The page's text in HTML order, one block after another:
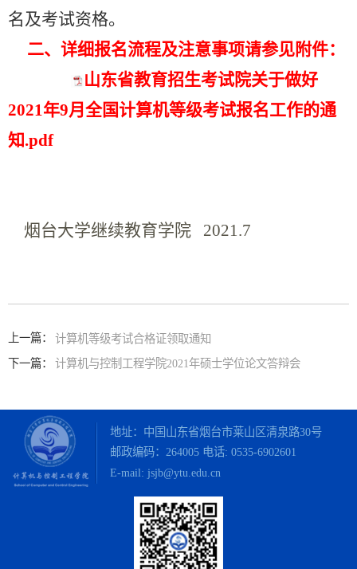
名及考试资格。
二、详细报名流程及注意事项请参见附件：
山东省教育招生考试院关于做好
2021年9月全国计算机等级考试报名工作的通
知.pdf
烟台大学继续教育学院 2021.7
上一篇：
计算机等级考试合格证领取通知
下一篇：
计算机与控制工程学院2021年硕士学位论文答辩会
地址：中国山东省烟台市莱山区清泉路30号
邮政编码：264005 电话: 0535-6902601
E-mail: jsjb@ytu.edu.cn